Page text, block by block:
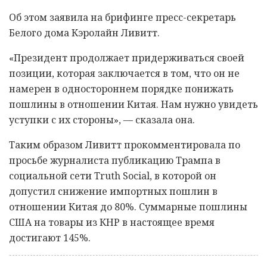
Об этом заявила на брифинге пресс-секретарь
Белого дома Кэролайн Ливитт.
«Президент продолжает придерживаться своей
позиции, которая заключается в том, что он не
намерен в одностороннем порядке понижать
пошлины в отношении Китая. Нам нужно увидеть
уступки с их стороны», — сказала она.
Таким образом Ливитт прокомментировала по
просьбе журналиста публикацию Трампа в
социальной сети Truth Social, в которой он
допустил снижение импортных пошлин в
отношении Китая до 80%. Суммарные пошлины
США на товары из КНР в настоящее время
достигают 145%.